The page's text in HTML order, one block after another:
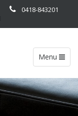
0418-843201
Toggle
navigation
Menu